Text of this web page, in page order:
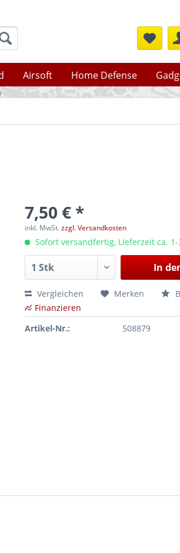
Airsoft Home Defense
7,50 € *
inkl. MwSt.zzgl. Versandkosten
Sofort versandfertig, Lieferzeit ca. 1-
In
Vergleichen Merken
Finanzieren
Artikel-Nr.:
508879